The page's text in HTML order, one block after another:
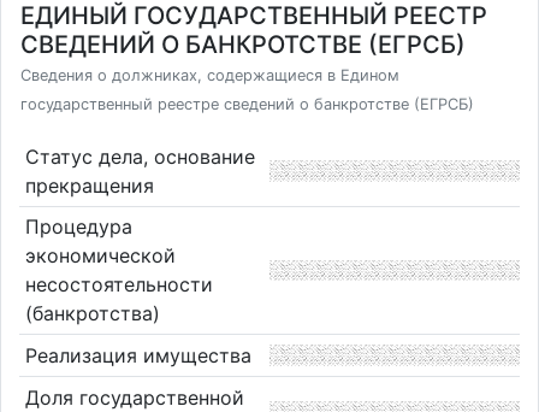
ЕДИНЫЙ ГОСУДАРСТВЕННЫЙ РЕЕСТР
СВЕДЕНИЙ О БАНКРОТСТВЕ (ЕГРСБ)
Сведения о должниках, содержащиеся в Едином
государственный реестре сведений о банкротстве (ЕГРСБ)
Статус дела, основание
прекращения
Процедура
экономической
несостоятельности
(банкротства)
Реализация имущества
Доля государственной